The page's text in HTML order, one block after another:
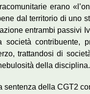
erano
dal territorio di uno
entrambi passivi
società contribuente,
trattandosi di
della disciplina.
sentenza della CGT2